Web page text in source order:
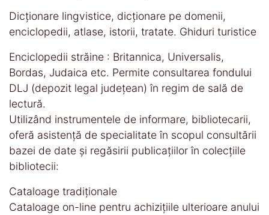
Dicţionare lingvistice, dicţionare pe domenii,
enciclopedii, atlase, istorii, tratate. Ghiduri turistice
Enciclopedii străine : Britannica, Universalis,
Bordas, Judaica etc. Permite consultarea fondului
DLJ (depozit legal judeţean) în regim de sală de
lectură.
Utilizând instrumentele de informare, bibliotecarii,
oferă asistenţă de specialitate în scopul consultării
bazei de date și regăsirii publicațiilor în colecţiile
bibliotecii:
Cataloage tradiţionale
Cataloage on-line pentru achiziţiile ulterioare anului